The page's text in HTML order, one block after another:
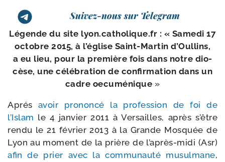
Suivez-nous sur Telegram
Légende du site lyon​.catho​lique​.fr : « Samedi 17
octobre 2015, à l’é­glise Saint-​Martin d’Oullins,
a eu lieu, pour la pre­mière fois dans notre dio­
cèse, une célé­bra­tion de confir­ma­tion dans un
cadre oecu­mé­nique »
Aprés avoir pro­non­cé la pro­fes­sion de foi de
l’Islam le 4 jan­vier 2011 à Versailles, après s’être
ren­du le 21 février 2013 à la Grande Mosquée de
Lyon au moment de la prière de l’après-midi (Asr)
afin de prier avec la com­mu­nau­té musul­mane,